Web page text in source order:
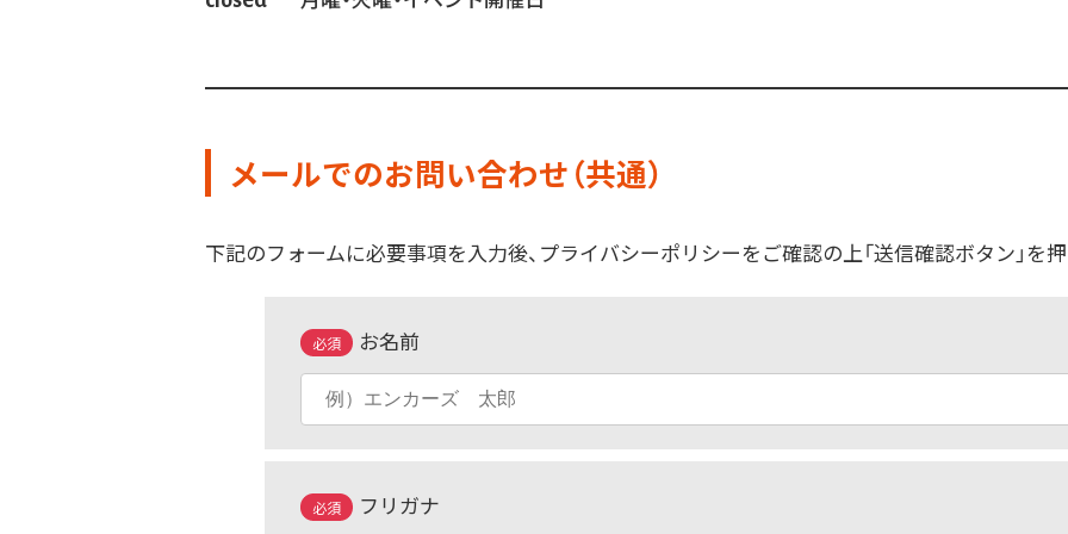
メールでのお問い合わせ（共通）
下記のフォームに必要事項を入力後、プライバシーポリシーをご確認の上「送信確認ボタン」を
必須 お名前
必須 フリガナ